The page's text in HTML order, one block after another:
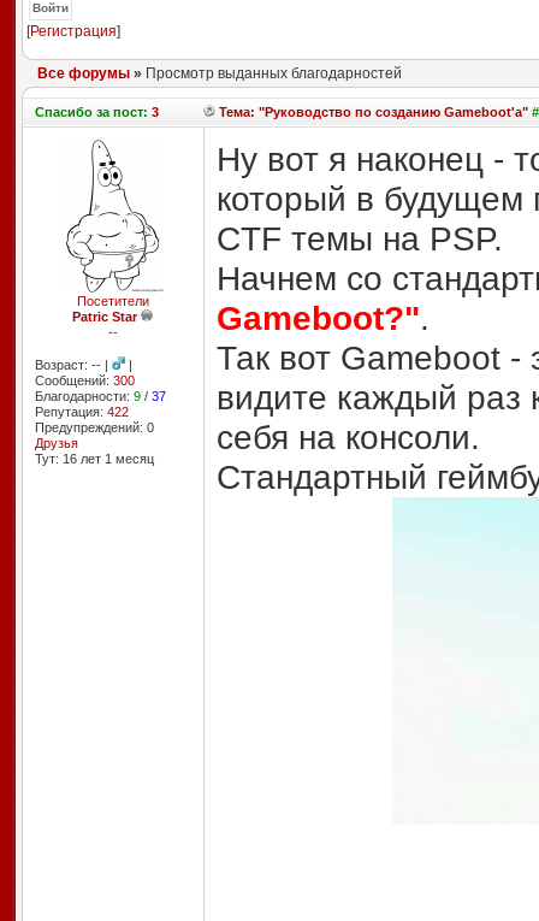
Войти
[Регистрация]
Все форумы» Просмотр выданных благодарностей
Спасибоза пост: 3 Тема: "Руководство по созданию Gameboot'а"
Посетители
Patric Star
--
Возраст: -- |
|
Сообщений: 300
Благодарности: 9/ 37
Репутация: 422
Предупреждений: 0
Друзья
Тут: 16 лет 1 месяц
Ну вот я наконец -
который в будущем
CTF темы на PSP.
Начнем со
Gameboot?".
Так вот Gameboot -
видите каждый раз
себя на консоли.
Стандартный